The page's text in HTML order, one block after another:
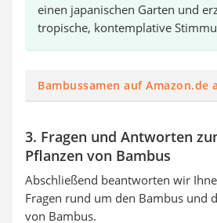
einen japanischen Garten und
tropische, kontemplative
Bambussamen auf Amazon.de
3. Fragen und Antworten
Pflanzen von Bambus
Abschließend beantworten wir
Fragen rund um den Bambus und
von Bambus.